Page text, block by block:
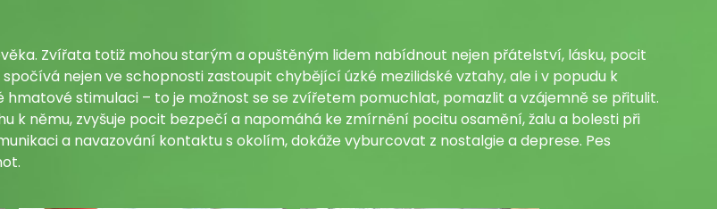
Zvířata totiž mohou starým a opuštěným lidem nabídnout nejen přátelství, lásku, pocit
nejen ve schopnosti zastoupit chybějící úzké mezilidské vztahy, ale i v popudu k
stimulaci – to je možnost se se zvířetem pomuchlat, pomazlit a vzájemně se přitulit.
k němu, zvyšuje pocit bezpečí a napomáhá ke zmírnění pocitu osamění, žalu a bolesti při
a navazování kontaktu s okolím, dokáže vyburcovat z nostalgie a deprese. Pes